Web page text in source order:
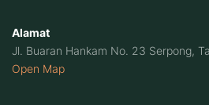
Alamat
Jl. Buaran Hankam No. 23 Serpong,
Open Map